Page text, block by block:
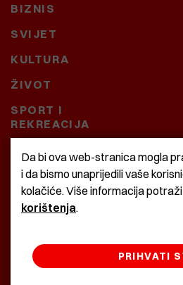
BIZNIS
SVIJET
KULTURA
ŽIVOT
SPORT I
REKREACIJA
CRNA KRONIKA
BAŠTARDINI I PRAVI
KRASNA ZEMLJA
Da bi ova web-stranica mogla
i da bismo unaprijedili vaše
kolačiće. Više informacija
korištenja.
PRIHVATI